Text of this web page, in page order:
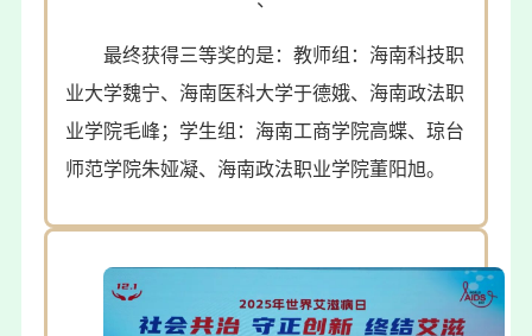
最终获得三等奖的是：教师组：海南科技职
业大学魏宁、海南医科大学于德娥、海南政法职
业学院毛峰；学生组：海南工商学院高蝶、琼台
师范学院朱娅凝、海南政法职业学院董阳旭。